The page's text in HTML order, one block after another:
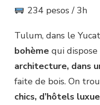
234 pesos / 3h
Tulum, dans le
bohème qui dispose
architecture, dans
faite de bois. On
chics, d’hôtels